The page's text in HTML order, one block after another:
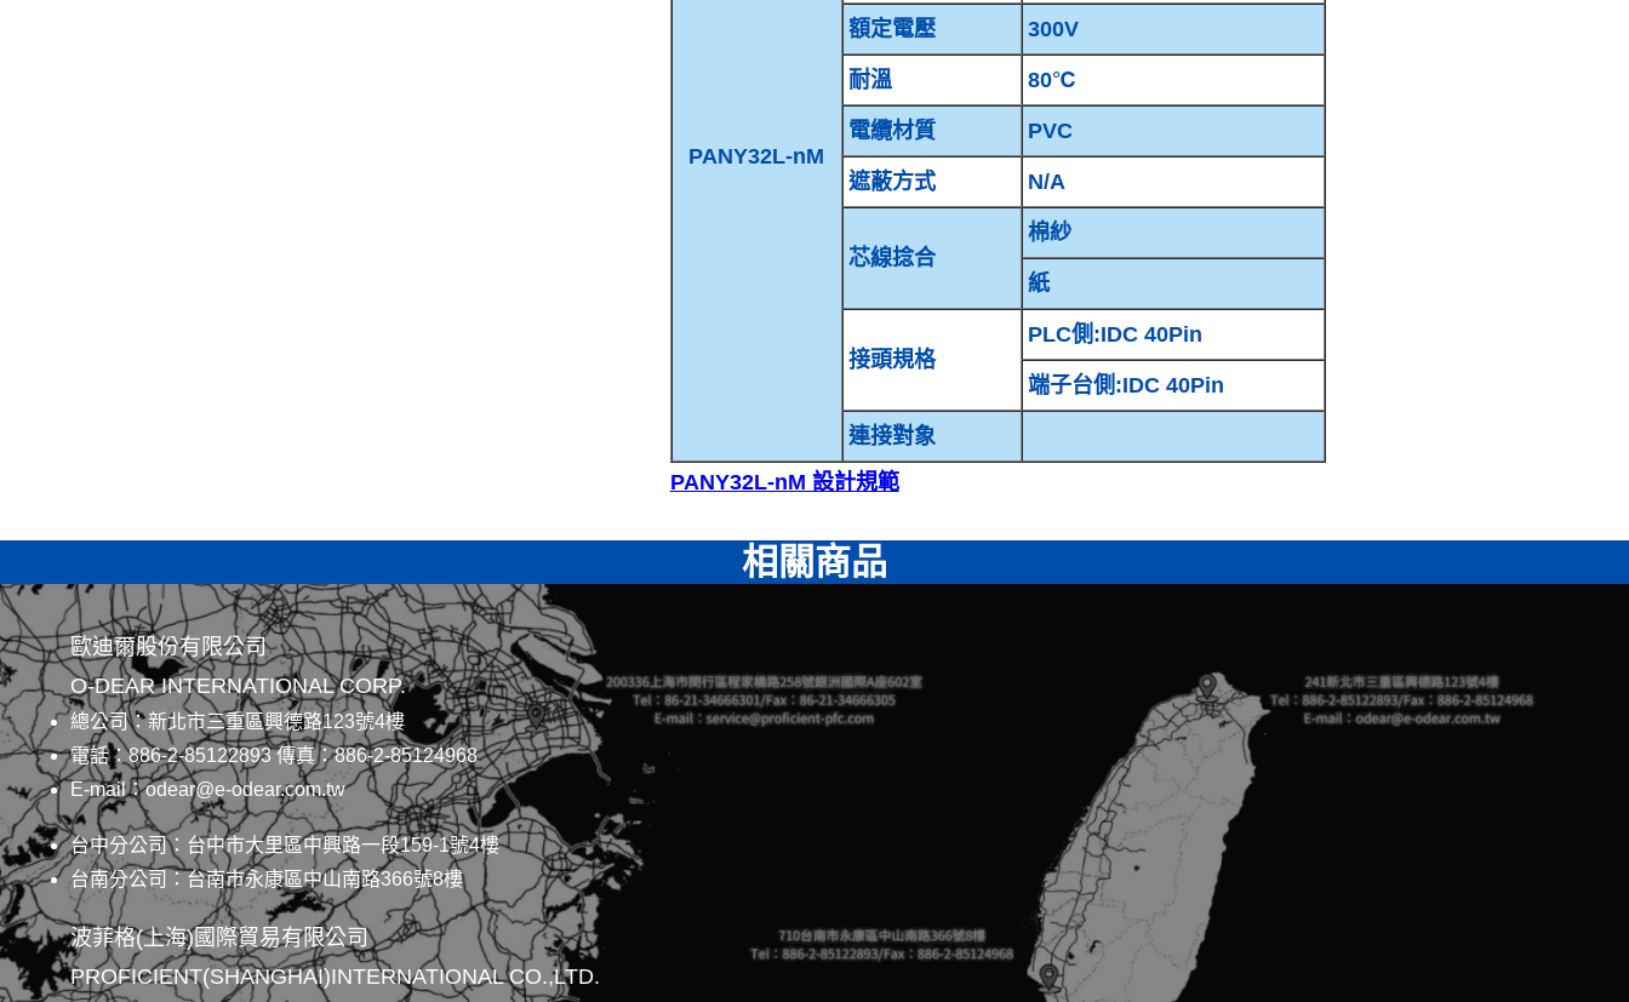
PANY32L-nM
額定電壓 300V
耐溫 80℃
電纜材質 PVC
遮蔽方式 N/A
芯線捻合
棉紗
紙
接頭規格
PLC側:IDC 40Pin
端子台側:IDC 40Pin
連接對象
PANY32L-nM 設計規範
相關商品
歐迪爾股份有限公司
O-DEAR INTERNATIONAL CORP.
總公司：新北市三重區興德路123號4樓
電話：886-2-85122893 傳真：886-2-85124968
E-mail：odear@e-odear.com.tw
台中分公司：台中市大里區中興路一段159-1號4樓
台南分公司：台南市永康區中山南路366號8樓
波菲格(上海)國際貿易有限公司
PROFICIENT(SHANGHAI)INTERNATIONAL CO.,LTD.